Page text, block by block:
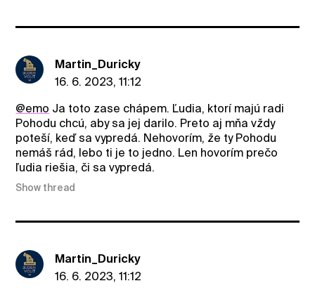
Martin_Duricky
16. 6. 2023, 11:12
@emo Ja toto zase chápem. Ľudia, ktorí majú radi
Pohodu chcú, aby sa jej darilo. Preto aj mňa vždy
poteší, keď sa vypredá. Nehovorím, že ty Pohodu
nemáš rád, lebo ti je to jedno. Len hovorím prečo
ľudia riešia, či sa vypredá.
Show thread
Martin_Duricky
16. 6. 2023, 11:12